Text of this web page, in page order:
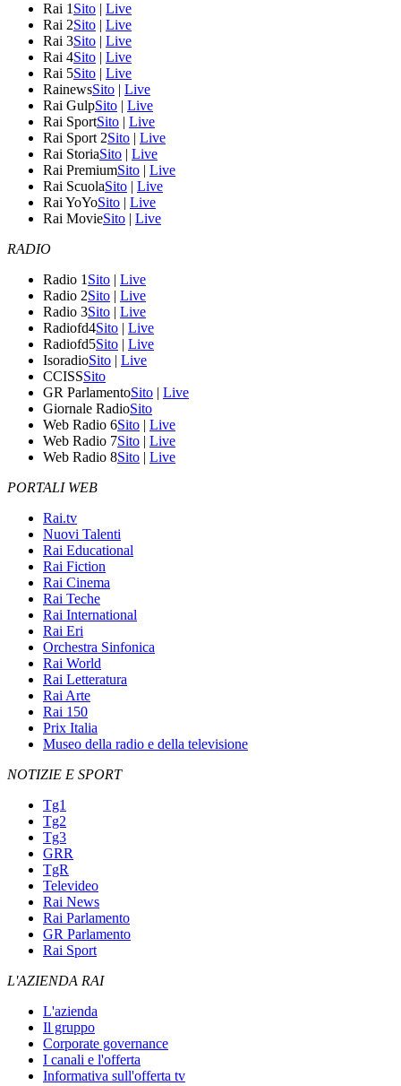
Rai 1 Sito | Live
Rai 2Sito | Live
Rai 3Sito | Live
Rai 4Sito | Live
Rai 5Sito | Live
RainewsSito | Live
Rai GulpSito | Live
Rai SportSito | Live
Rai Sport 2Sito | Live
Rai StoriaSito | Live
Rai PremiumSito | Live
Rai ScuolaSito | Live
Rai YoYoSito | Live
Rai MovieSito | Live
RADIO
Radio 1 Sito | Live
Radio 2Sito | Live
Radio 3Sito | Live
Radiofd4Sito | Live
Radiofd5Sito | Live
IsoradioSito | Live
CCISSSito
GR ParlamentoSito | Live
Giornale RadioSito
Web Radio 6Sito | Live
Web Radio 7Sito | Live
Web Radio 8Sito | Live
PORTALI WEB
Rai.tv
Nuovi Talenti
Rai Educational
Rai Fiction
Rai Cinema
Rai Teche
Rai International
Rai Eri
Orchestra Sinfonica
Rai World
Rai Letteratura
Rai Arte
Rai 150
Prix Italia
Museo della radio e della televisione
NOTIZIE E SPORT
Tg1
Tg2
Tg3
GRR
TgR
Televideo
Rai News
Rai Parlamento
GR Parlamento
Rai Sport
L'AZIENDA RAI
L'azienda
Il gruppo
Corporate governance
I canali e l'offerta
Informativa sull'offerta tv